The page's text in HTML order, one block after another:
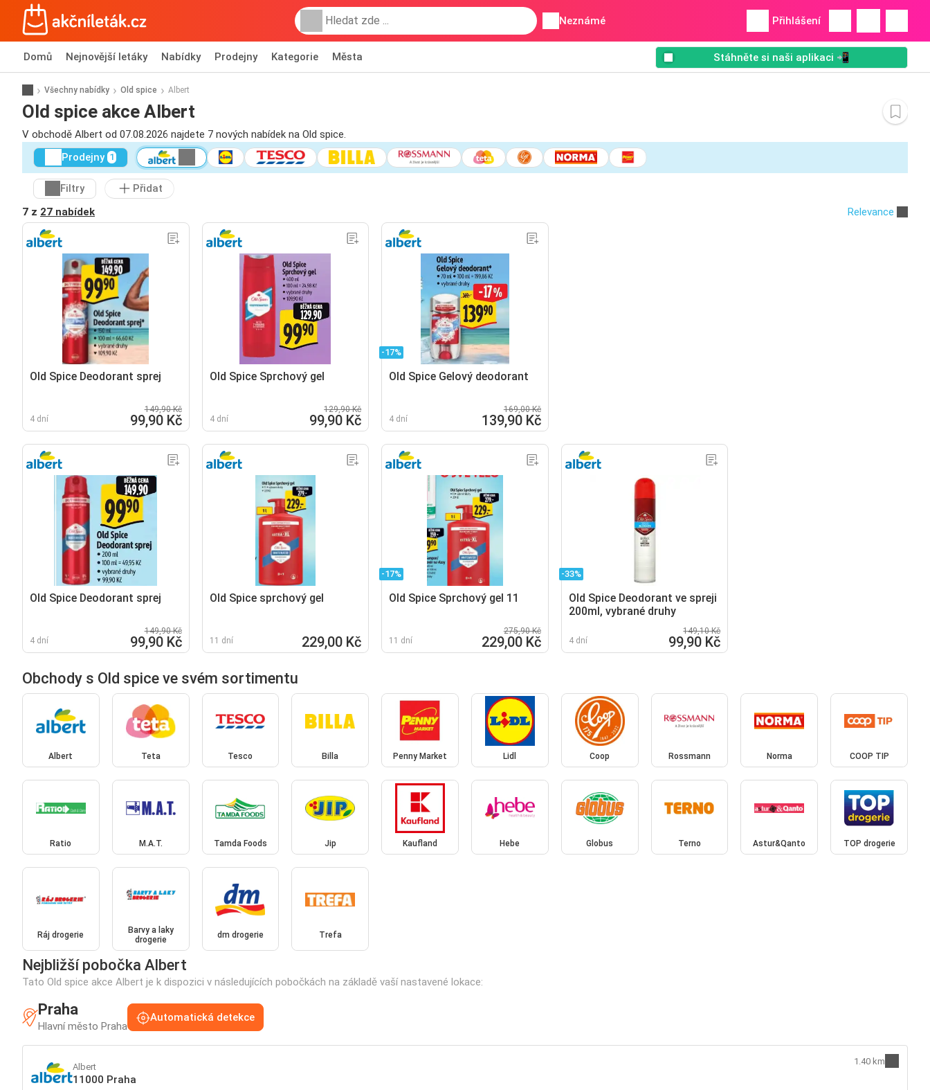
Neznámé Přihlášení
Domů Nejnovější letáky Nabídky Prodejny Kategorie Města Stáhněte si naši aplikaci 📲
Všechny nabídky Old spice Albert
Old spice akce Albert
V obchodě Albert od 07.08.2026 najdete 7 nových nabídek na Old spice.
Prodejny 1
Filtry
Přidat
7 z 27 nabídek Relevance
Old Spice Deodorant sprej
4 dní
149,90 Kč
99,90 Kč
Old Spice Sprchový gel
4 dní
129,90 Kč
99,90 Kč
-17%
Old Spice Gelový deodorant
4 dní
169,00 Kč
139,90 Kč
Old Spice Deodorant sprej
4 dní
149,90 Kč
99,90 Kč
Old Spice sprchový gel
11 dní 229,00 Kč
-17%
Old Spice Sprchový gel 11
11 dní
275,90 Kč
229,00 Kč
-33%
Old Spice Deodorant ve spreji
200ml, vybrané druhy
4 dní
149,10 Kč
99,90 Kč
Obchody s Old spice ve svém sortimentu
Albert Teta Tesco Billa Penny Market Lidl Coop Rossmann Norma COOP TIP
Ratio M.A.T. Tamda Foods Jip Kaufland Hebe Globus Terno Astur&Qanto TOP drogerie
Ráj drogerie
Barvy a laky
drogerie
dm drogerie Trefa
Nejbližší pobočka Albert
Tato Old spice akce Albert je k dispozici v následujících pobočkách na základě vaší nastavené lokace:
Praha
Hlavní město Praha
Automatická detekce
Albert
11000 Praha
1.40 km